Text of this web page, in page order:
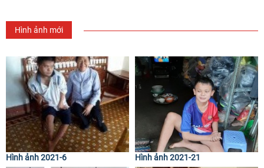
Hình ảnh mới
Hình ảnh 2021-6 Hình ảnh 2021-21